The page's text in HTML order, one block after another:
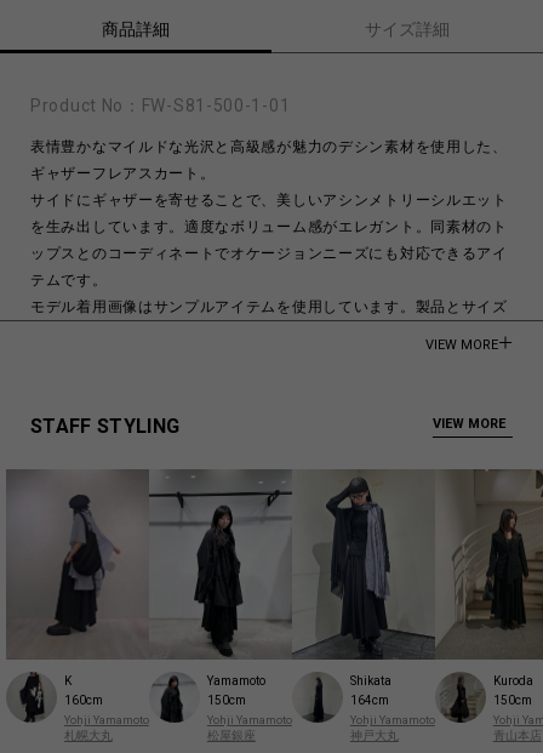
商品詳細 サイズ詳細
Product No： FW-S81-500-1-01
表情豊かなマイルドな光沢と高級感が魅力のデシン素材を使用した、
ギャザーフレアスカート。
サイドにギャザーを寄せることで、美しいアシンメトリーシルエット
を生み出しています。適度なボリューム感がエレガント。同素材のト
ップスとのコーディネートでオケージョンニーズにも対応できるアイ
テムです。
モデル着用画像はサンプルアイテムを使用しています。製品とサイズ
商品についてよくあるお問い合わせはこちら
VIEW MORE
STAFF STYLING VIEW MORE
K
160cm
Yohji Yamamoto
札幌大丸
Yamamoto
150cm
Yohji Yamamoto
松屋銀座
Shikata
164cm
Yohji Yamamoto
神戸大丸
Kuroda
150cm
Yohji
青山本店